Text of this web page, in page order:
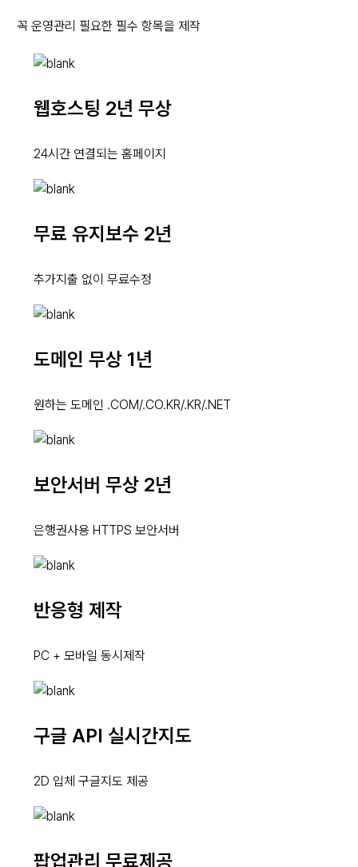
꼭 운영관리 필요한 필수 항목을 제작
웹호스팅 2년 무상
24시간 연결되는 홈페이지
무료 유지보수 2년
추가지출 없이 무료수정
도메인 무상 1년
원하는 도메인 .COM/.CO.KR/.KR/.NET
보안서버 무상 2년
은행권사용 HTTPS 보안서버
반응형 제작
PC + 모바일 동시제작
구글 API 실시간지도
2D 입체 구글지도 제공
팝업관리 무료제공